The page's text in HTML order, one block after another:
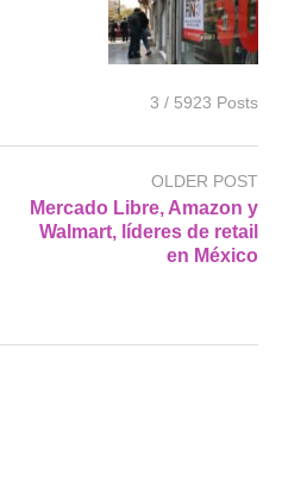
3 / 5923 Posts
OLDER POST
Mercado Libre, Amazon y
Walmart, líderes de retail
en México